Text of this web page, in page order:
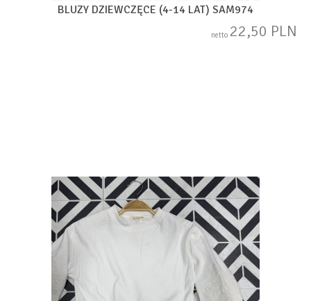
BLUZY DZIEWCZĘCE (4-14 LAT) SAM974
netto 22,50 PLN